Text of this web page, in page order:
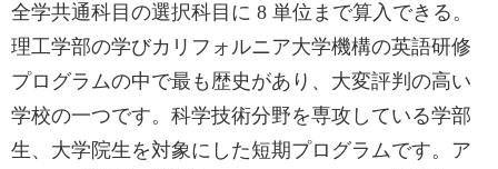
全学共通科目の選択科目に 8 単位まで算入できる。
理工学部の学びカリフォルニア大学機構の英語研修
プログラムの中で最も歴史があり、大変評判の高い
学校の一つです。科学技術分野を専攻している学部
生、大学院生を対象にした短期プログラムです。ア